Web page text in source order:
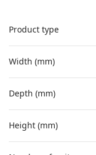
Product type
Width (mm)
Depth (mm)
Height (mm)